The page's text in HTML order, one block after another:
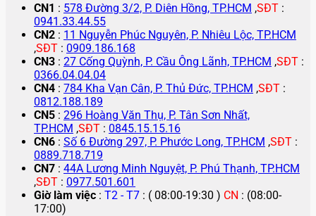
CN1 : 578 Đường 3/2, P. Diên Hồng, TP.HCM ,SĐT :
0941.33.44.55
CN2 : 11 Nguyễn Phúc Nguyên, P. Nhiêu Lộc, TP.HCM
,SĐT : 0909.186.168
CN3 : 27 Cống Quỳnh, P. Cầu Ông Lãnh, TP.HCM ,SĐT :
0366.04.04.04
CN4 : 784 Kha Vạn Cân, P. Thủ Đức, TP.HCM ,SĐT :
0812.188.189
CN5 : 296 Hoàng Văn Thụ, P. Tân Sơn Nhất,
TP.HCM ,SĐT : 0845.15.15.16
CN6 : Số 6 Đường 297, P. Phước Long, TP.HCM ,SĐT :
0889.718.719
CN7 : 44A Lương Minh Nguyệt, P. Phú Thạnh, TP.HCM
,SĐT : 0977.501.601
Giờ làm việc : T2 - T7 : ( 08:00-19:30 ) CN : (08:00-
17:00)